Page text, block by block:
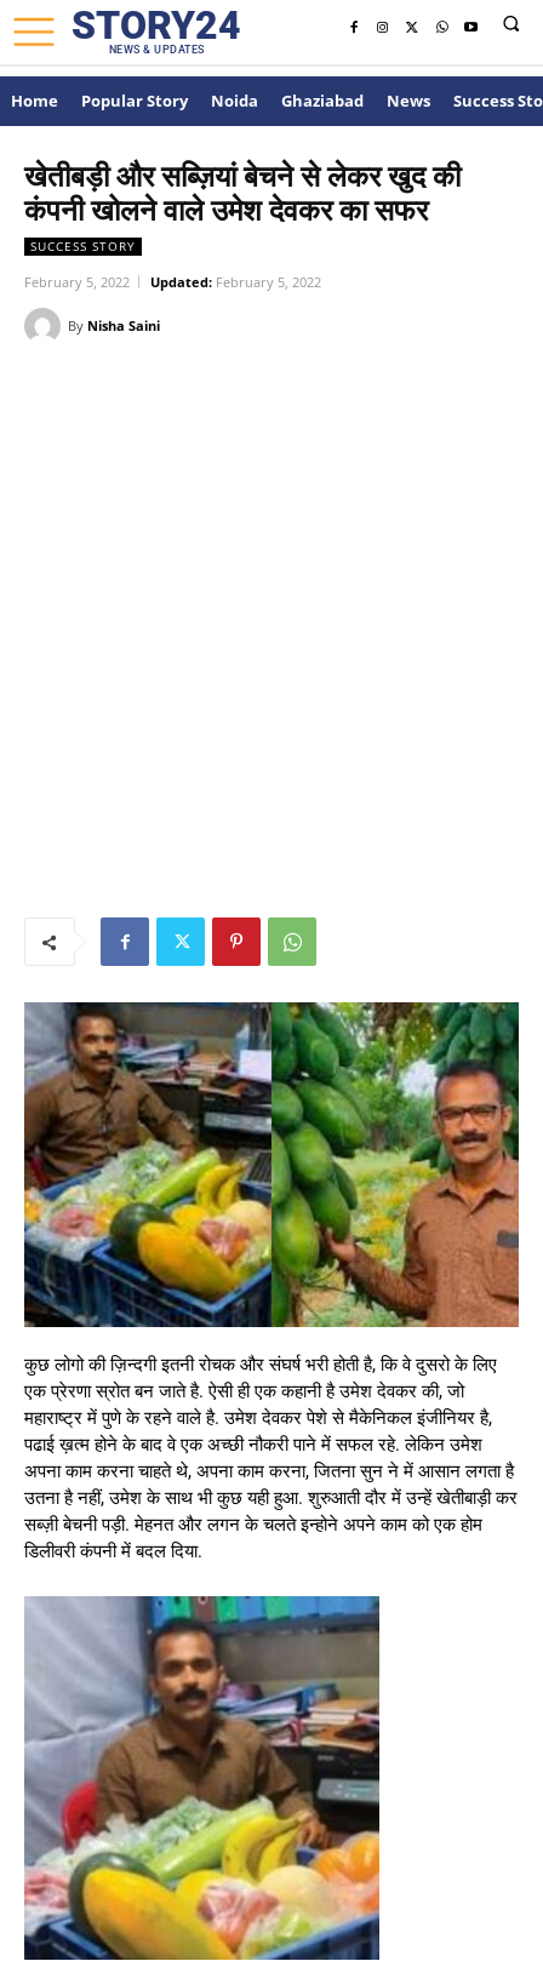
STORY24
NEWS & UPDATES
Home Popular Story Noida Ghaziabad News Success
खेतीबड़ी और सब्ज़ियां बेचने से लेकर खुद की
कंपनी खोलने वाले उमेश देवकर का सफर
SUCCESS STORY
February 5, 2022 Updated: February 5, 2022
By Nisha Saini
कुछ लोगो की ज़िन्दगी इतनी रोचक और संघर्ष भरी होती है, कि वे दुसरो के लिए
एक प्रेरणा स्रोत बन जाते है. ऐसी ही एक कहानी है उमेश देवकर की, जो
महाराष्ट्र में पुणे के रहने वाले है. उमेश देवकर पेशे से मैकेनिकल इंजीनियर है,
पढाई ख़त्म होने के बाद वे एक अच्छी नौकरी पाने में सफल रहे. लेकिन उमेश
अपना काम करना चाहते थे, अपना काम करना, जितना सुन ने में आसान लगता है
उतना है नहीं, उमेश के साथ भी कुछ यही हुआ. शुरुआती दौर में उन्हें खेतीबाड़ी कर
सब्ज़ी बेचनी पड़ी. मेहनत और लगन के चलते इन्होने अपने काम को एक होम
डिलीवरी कंपनी में बदल दिया.